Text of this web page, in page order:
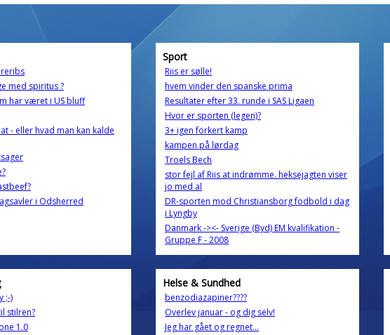
med spiritus ?
har været i US bluff
- eller hvad man kan kalde
i Odsherred
Sport
Riis er sølle!
hvem vinder den spanske prima
Resultater efter 33. runde i SAS Ligaen
Hvor er sporten (legen)?
3+ igen forkert kamp
kampen på lørdag
Troels Bech
stor fejl af Riis at indrømme. heksejagten viser
jo med al
DR-sporten mod Christiansborg fodbold i dag
i Lyngby
Danmark -><- Sverige (Byd) EM kvalifikation -
Gruppe F - 2008
;-)
stilren?
1.0
Helse & Sundhed
benzodiazapiner????
Overlev januar - og dig selv!
Jeg har gået og regnet...